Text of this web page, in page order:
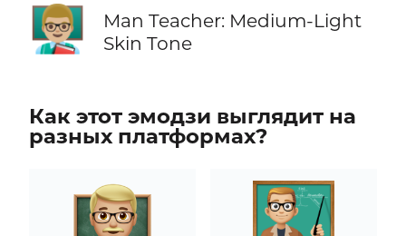
👨🏼‍🏫
Man Teacher: Medium-Light
Skin Tone
Как этот эмодзи выглядит на
разных платформах?